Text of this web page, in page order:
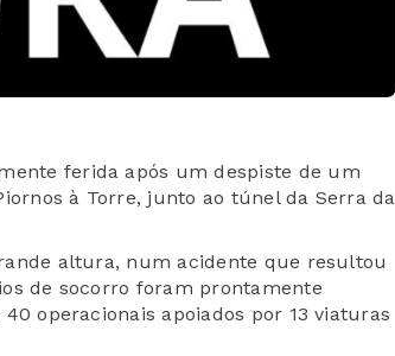
ferida após um despiste de um
à Torre, junto ao túnel da Serra da
altura, num acidente que resultou
de socorro foram prontamente
operacionais apoiados por 13 viaturas